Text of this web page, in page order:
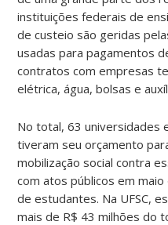
instituições federais de
de custeio são geridas
usadas para pagamentos
contratos com empresas
elétrica, água, bolsas e
No total, 63 universidades
tiveram seu orçamento
mobilização social contra
com atos públicos em
de estudantes. Na UFSC,
mais de R$ 43 milhões do